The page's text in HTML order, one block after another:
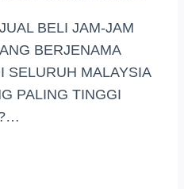
BELI JAM-JAM
BERJENAMA
SELURUH MALAYSIA
PALING TINGGI